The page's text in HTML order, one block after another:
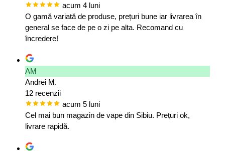
acum 4 luni
O gamă variată de produse, prețuri bune iar livrarea în
general se face de pe o zi pe alta. Recomand cu
încredere!
AM
Andrei M.
12 recenzii
acum 5 luni
Cel mai bun magazin de vape din Sibiu. Prețuri ok,
livrare rapidă.